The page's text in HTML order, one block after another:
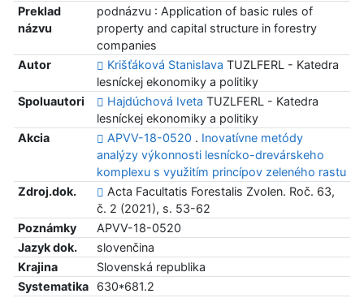
Preklad
názvu
podnázvu : Application of basic rules of
property and capital structure in forestry
companies
Autor
Krišťáková Stanislava TUZLFERL - Katedra
lesníckej ekonomiky a politiky
Spoluautori
Hajdúchová Iveta TUZLFERL - Katedra
lesníckej ekonomiky a politiky
Akcia
APVV-18-0520 . Inovatívne metódy
analýzy výkonnosti lesnícko-drevárskeho
komplexu s využitím princípov zeleného rastu
Zdroj.dok.
Acta Facultatis Forestalis Zvolen. Roč. 63,
č. 2 (2021), s. 53-62
Poznámky
APVV-18-0520
Jazyk dok.
slovenčina
Krajina
Slovenská republika
Systematika
630*681.2